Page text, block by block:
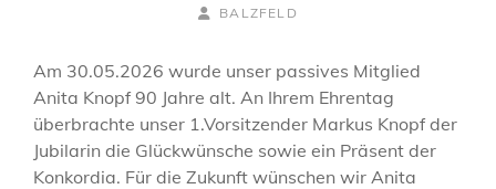
ON
BY
BYLINE
BALZFELD
Am 30.05.2026 wurde unser passives Mitglied
Anita Knopf 90 Jahre alt. An Ihrem Ehrentag
überbrachte unser 1.Vorsitzender Markus Knopf der
Jubilarin die Glückwünsche sowie ein Präsent der
Konkordia. Für die Zukunft wünschen wir Anita